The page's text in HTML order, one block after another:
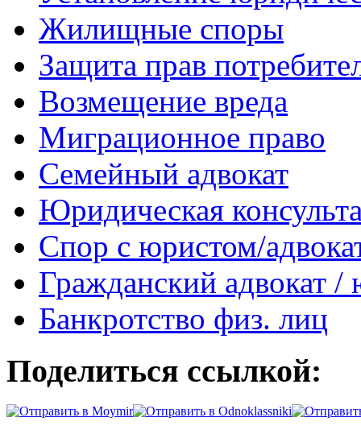
Жилищные споры
Защита прав
Возмещение вреда
Миграционное право
Семейный адвокат
Юридическая
Спор с юристом/
Гражданский адвокат /
Банкротство физ. лиц
Поделиться ссылкой: